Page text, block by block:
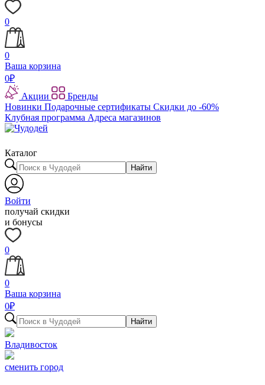
0
0
Ваша корзина
0₽
Акции
Бренды
Новинки Подарочные сертификаты Скидки до -60%
Клубная программа Адреса магазинов
Каталог
Найти
Войти
получай скидки
и бонусы
0
0
Ваша корзина
0₽
Найти
Владивосток
сменить город